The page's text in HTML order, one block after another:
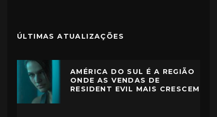
ÚLTIMAS ATUALIZAÇÕES
AMÉRICA DO SUL É A REGIÃO
ONDE AS VENDAS DE
RESIDENT EVIL MAIS CRESCEM